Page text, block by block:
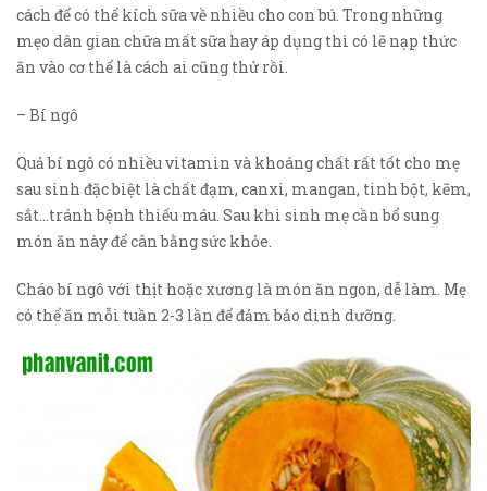
cách để có thể kích sữa về nhiều cho con bú. Trong những
mẹo dân gian chữa mất sữa hay áp dụng thì có lẽ nạp thức
ăn vào cơ thể là cách ai cũng thử rồi.
– Bí ngô
Quả bí ngô có nhiều vitamin và khoáng chất rất tốt cho mẹ
sau sinh đặc biệt là chất đạm, canxi, mangan, tinh bột, kẽm,
sắt…tránh bệnh thiếu máu. Sau khi sinh mẹ cần bổ sung
món ăn này để cân bằng sức khỏe.
Cháo bí ngô với thịt hoặc xương là món ăn ngon, dễ làm. Mẹ
có thể ăn mỗi tuần 2-3 lần để đảm bảo dinh dưỡng.